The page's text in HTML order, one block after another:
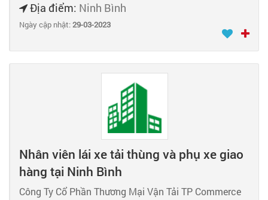
Địa điểm: Ninh Bình
Ngày cập nhật:29-03-2023
Nhân viên lái xe tải thùng và phụ xe giao
hàng tại Ninh Bình
Công Ty Cổ Phần Thương Mại Vận Tải TP Commerce